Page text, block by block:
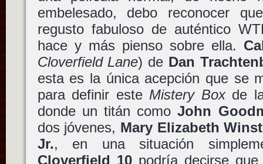
embelesado, debo reconocer
regusto fabuloso de auténtico
hace y más pienso sobre ella.
Cloverfield Lane) de Dan
esta es la única acepción que se
para definir este Mistery Boxde
donde un titán comoJohn
dos jóvenes, Mary Elizabeth
Jr., en una situación
Cloverfield 10podría decirse que